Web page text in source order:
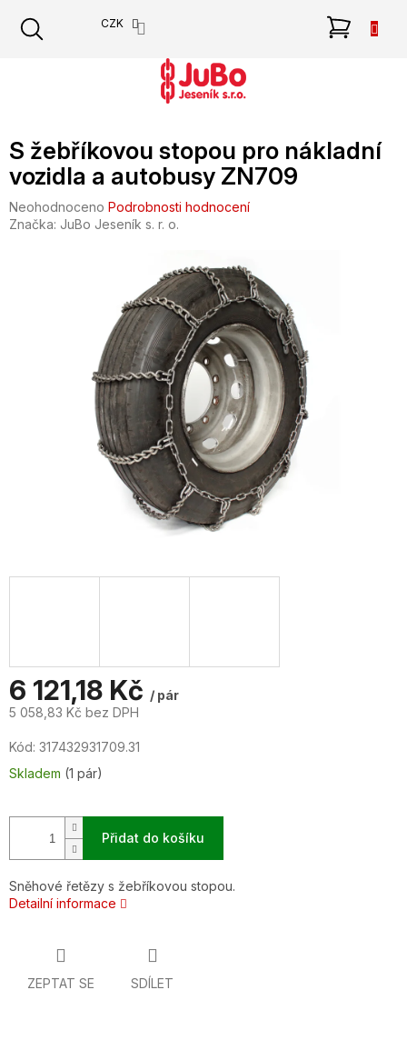
obsah
CZK
S žebříkovou stopou pro nákladní
vozidla a autobusy ZN709
Průměrné
hodnocení
Neohodnoceno Podrobnosti hodnocení
Značka: JuBo Jeseník s. r. o.
6 121,18 Kč / pár
5 058,83 Kč bez DPH
cena:
Kód: 317432931709.31
Skladem (1 pár)
Přidat do košíku
Sněhové řetězy s žebříkovou stopou.
Detailní informace
ZEPTAT SE SDÍLET